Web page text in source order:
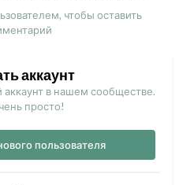
чтобы оставить
аккаунт
аккаунт в нашем сообществе.
просто!
пользователя